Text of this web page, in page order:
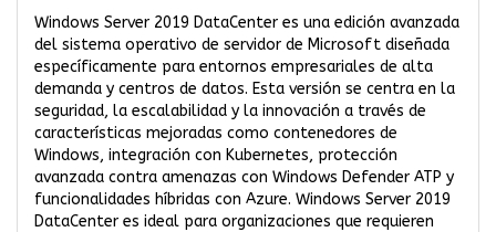
Windows Server 2019 DataCenter es una edición avanzada
del sistema operativo de servidor de Microsoft diseñada
específicamente para entornos empresariales de alta
demanda y centros de datos. Esta versión se centra en la
seguridad, la escalabilidad y la innovación a través de
características mejoradas como contenedores de
Windows, integración con Kubernetes, protección
avanzada contra amenazas con Windows Defender ATP y
funcionalidades híbridas con Azure. Windows Server 2019
DataCenter es ideal para organizaciones que requieren